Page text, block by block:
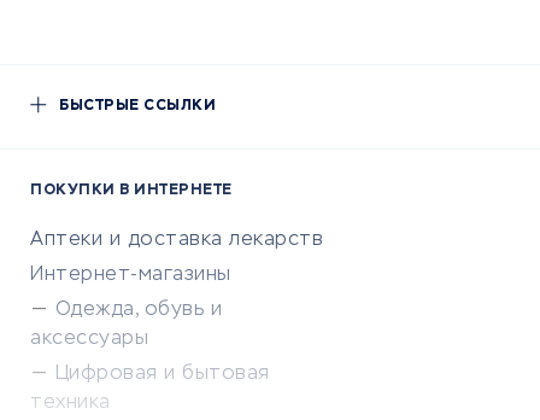
БЫСТРЫЕ ССЫЛКИ
ПОКУПКИ В ИНТЕРНЕТЕ
Аптеки и доставка лекарств
Интернет-магазины
Одежда, обувь и
аксессуары
Цифровая и бытовая
техника